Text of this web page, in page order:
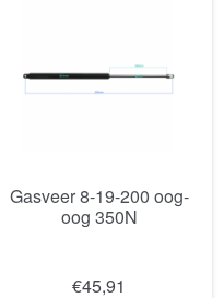
Gasveer 8-19-200 oog-
oog 350N
€45,91